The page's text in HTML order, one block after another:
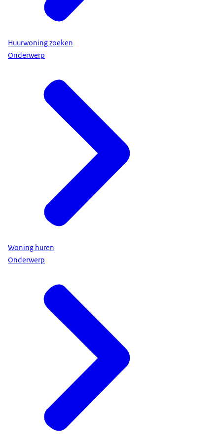
Welke andere zaken u moet regelen, verschilt per
situatie. Ook heeft u misschien recht op
voor uw situatie op Rijksoverheid.nl/woninghuren
of bel 1400 voor meer informatie. Zo heeft u alle
Huurwoning zoeken
Onderwerp
Woning huren
Onderwerp